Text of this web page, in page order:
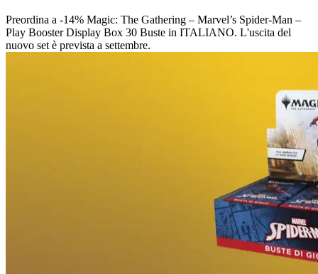
Preordina a -14% Magic: The Gathering – Marvel’s Spider-Man –
Play Booster Display Box 30 Buste in ITALIANO. L'uscita del
nuovo set è prevista a settembre.